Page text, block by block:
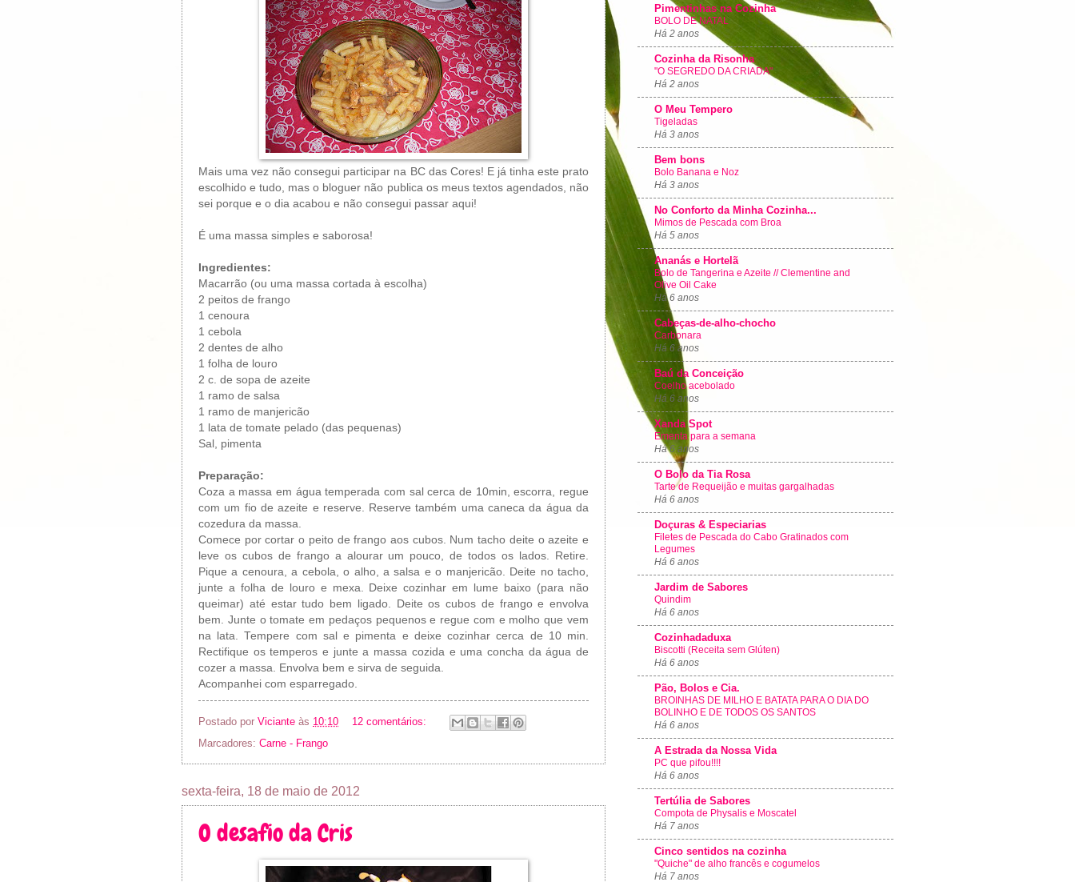
Mais uma vez não consegui participar na BC das Cores! E já tinha este prato
escolhido e tudo, mas o bloguer não publica os meus textos agendados, não
sei porque e o dia acabou e não consegui passar aqui!
É uma massa simples e saborosa!
Ingredientes:
Macarrão (ou uma massa cortada à escolha)
2 peitos de frango
1 cenoura
1 cebola
2 dentes de alho
1 folha de louro
2 c. de sopa de azeite
1 ramo de salsa
1 ramo de manjericão
1 lata de tomate pelado (das pequenas)
Sal, pimenta
Preparação:
Coza a massa em água temperada com sal cerca de 10min, escorra, regue
com um fio de azeite e reserve. Reserve também uma caneca da água da
cozedura da massa.
Comece por cortar o peito de frango aos cubos. Num tacho deite o azeite e
leve os cubos de frango a alourar um pouco, de todos os lados. Retire.
Pique a cenoura, a cebola, o alho, a salsa e o manjericão. Deite no tacho,
junte a folha de louro e mexa. Deixe cozinhar em lume baixo (para não
queimar) até estar tudo bem ligado. Deite os cubos de frango e envolva
bem. Junte o tomate em pedaços pequenos e regue com e molho que vem
na lata. Tempere com sal e pimenta e deixe cozinhar cerca de 10 min.
Rectifique os temperos e junte a massa cozida e uma concha da água de
cozer a massa. Envolva bem e sirva de seguida.
Acompanhei com esparregado.
Postado por Viciante às 10:10
12 comentários:
Marcadores: Carne - Frango
sexta-feira, 18 de maio de 2012
O desafio da Cris
Pimentinhas na Cozinha
BOLO DE NATAL
Há 2 anos
Cozinha da Risonha
"O SEGREDO DA CRIADA"
Há 2 anos
O Meu Tempero
Tigeladas
Há 3 anos
Bem bons
Bolo Banana e Noz
Há 3 anos
No Conforto da Minha Cozinha...
Mimos de Pescada com Broa
Há 5 anos
Ananás e Hortelã
Bolo de Tangerina e Azeite // Clementine and
Olive Oil Cake
Há 6 anos
Cabeças-de-alho-chocho
Carbonara
Há 6 anos
Baú da Conceição
Coelho acebolado
Há 6 anos
Xanda Spot
Ementa para a semana
Há 6 anos
O Bolo da Tia Rosa
Tarte de Requeijão e muitas gargalhadas
Há 6 anos
Doçuras & Especiarias
Filetes de Pescada do Cabo Gratinados com
Legumes
Há 6 anos
Jardim de Sabores
Quindim
Há 6 anos
Cozinhadaduxa
Biscotti (Receita sem Glúten)
Há 6 anos
Pão, Bolos e Cia.
BROINHAS DE MILHO E BATATA PARA O DIA DO
BOLINHO E DE TODOS OS SANTOS
Há 6 anos
A Estrada da Nossa Vida
PC que pifou!!!!
Há 6 anos
Tertúlia de Sabores
Compota de Physalis e Moscatel
Há 7 anos
Cinco sentidos na cozinha
"Quiche" de alho francês e cogumelos
Há 7 anos